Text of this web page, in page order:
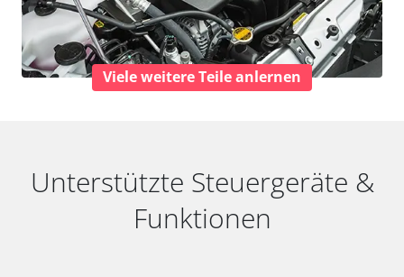
Viele weitere Teile anlernen
Unterstützte Steuergeräte &
Funktionen